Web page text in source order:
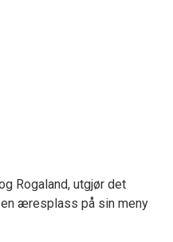
Rogaland, utgjør det
æresplass på sin meny